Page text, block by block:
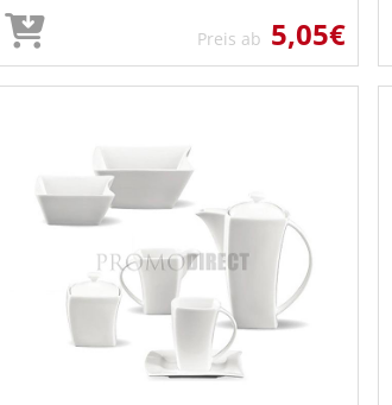
Preis ab 5,05€